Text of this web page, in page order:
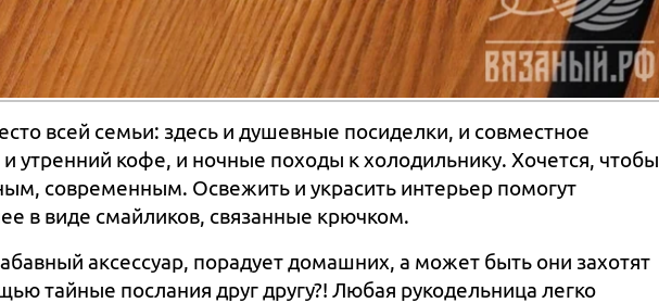
всей семьи: здесь и душевные посиделки, и совместное
утренний кофе, и ночные походы к холодильнику. Хочется, чтобы
современным. Освежить и украсить интерьер помогут
в виде смайликов, связанные крючком.
аксессуар, порадует домашних, а может быть они захотят
тайные послания друг другу?! Любая рукодельница легко